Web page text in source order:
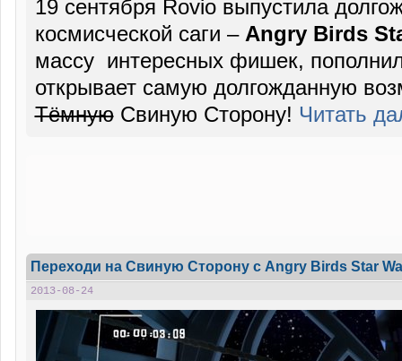
19 сентября Rovio выпустила
космисческой саги – Angry Birds
массу интересных фишек,
открывает самую долгожданную
ТёмнуюСвиную Сторону! Читать
Переходи на Свиную Сторону с Angry Birds Star
2013-08-24